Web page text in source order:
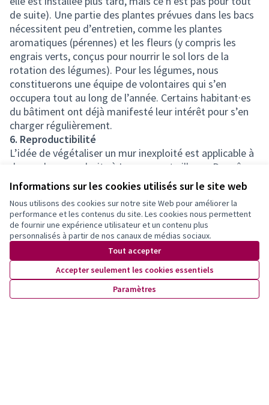
Informations sur les cookies utilisés sur le site web
Nous utilisons des cookies sur notre site Web pour améliorer la
performance et les contenus du site. Les cookies nous permettent
de fournir une expérience utilisateur et un contenu plus
personnalisés à partir de nos canaux de médias sociaux.
Tout accepter
Accepter seulement les cookies essentiels
Paramètres
de suite). Une partie des plantes prévues dans les bacs
nécessitent peu d’entretien, comme les plantes
aromatiques (pérennes) et les fleurs (y compris les
engrais verts, conçus pour nourrir le sol lors de la
rotation des légumes). Pour les légumes, nous
constituerons une équipe de volontaires qui s’en
occupera tout au long de l’année. Certains habitant·es
du bâtiment ont déjà manifesté leur intérêt pour s’en
charger régulièrement.
6. Reproductibilité
L’idée de végétaliser un mur inexploité est applicable à
de nombreux endroits à Lausanne et ailleurs. De même,
l’installation d’une pergola pour couvrir la route et faire
pousser des plantes peut être facilement reproduite.
7. Visibilité
L’Avenue Druey 22-30 est publique et entièrement
accessible à tout le monde. De plus, plusieurs
bâtiments environnants auront une vue directe sur les
avancées du projet.
8. Illustration du projet